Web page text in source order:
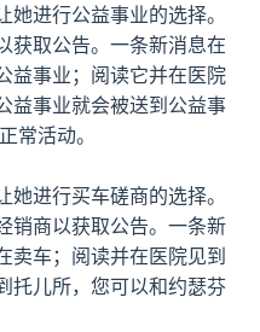
进行公益事业的选择。
获取公告。一条新消息在
益事业；阅读它并在医院
益事业就会被送到公益事
常活动。
进行买车磋商的选择。
销商以获取公告。一条新
卖车；阅读并在医院见到
托儿所，您可以和约瑟芬